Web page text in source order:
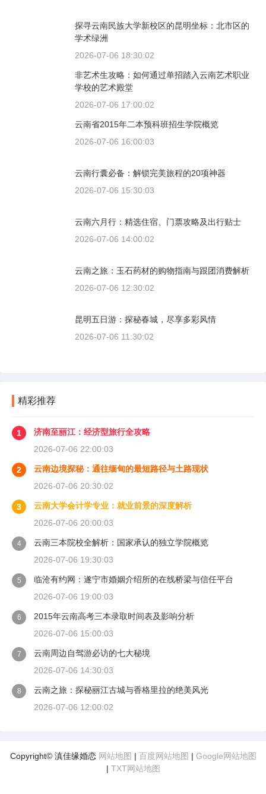
探寻云南民族大学新校区的昆明坐标：北市区的
学术绿洲
2026-07-06 18:30:02
非艺术生攻略：如何通过单招踏入云南艺术职业
学校的艺术殿堂
2026-07-06 17:00:02
云南省2015年二本预科班招生学院概览
2026-07-06 16:00:03
云南行囊必备：解锁完美旅程的20项神器
2026-07-06 15:30:03
云南六月行：精选住宿、门票攻略及出行贴士
2026-07-06 14:00:02
云南之旅：玉石药材的购物指南与跟团消费解析
2026-07-06 12:30:02
昆明五日游：探秘春城，尽享多彩风情
2026-07-06 11:30:02
精彩推荐
1
济南至丽江：经济型旅行全攻略
2026-07-06 22:00:03
2
云南边境探秘：通往缅甸的最短路径与土路现状
2026-07-06 20:30:02
3
云南大学会计学专业：就业前景的深度解析
2026-07-06 20:00:03
4
云南三本院校全解析：国家承认的独立学院概览
2026-07-06 19:30:03
5
临沧有约网：遂宁市婚姻介绍所的在线桥梁与信任平台
2026-07-06 19:00:03
6
2015年云南高考三本录取时间表及影响分析
2026-07-06 15:00:03
7
云南周边自驾游必访的七大秘境
2026-07-06 14:30:03
8
云南之旅：探秘丽江古城与香格里拉的绝美风光
2026-07-06 12:00:02
Copyright© 滇佳缘婚恋 网站地图 | 百度网站地图 | Google网站地图
| TXT网站地图